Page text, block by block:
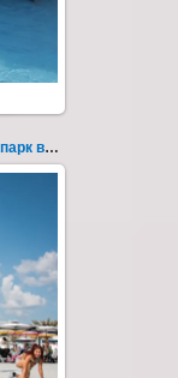
Columbia Pictures Aquaverse аквапарк в Паттайе 250